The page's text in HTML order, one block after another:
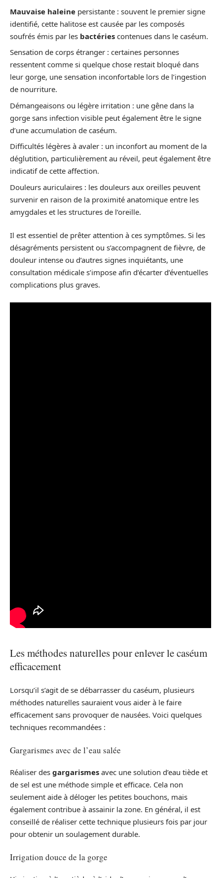
Mauvaise haleine persistante : souvent le premier signe
identifié, cette halitose est causée par les composés
soufrés émis par les bactéries contenues dans le caséum.
Sensation de corps étranger : certaines personnes
ressentent comme si quelque chose restait bloqué dans
leur gorge, une sensation inconfortable lors de l’ingestion
de nourriture.
Démangeaisons ou légère irritation : une gêne dans la
gorge sans infection visible peut également être le signe
d’une accumulation de caséum.
Difficultés légères à avaler : un inconfort au moment de la
déglutition, particulièrement au réveil, peut également être
indicatif de cette affection.
Douleurs auriculaires : les douleurs aux oreilles peuvent
survenir en raison de la proximité anatomique entre les
amygdales et les structures de l’oreille.
Il est essentiel de prêter attention à ces symptômes. Si les
désagréments persistent ou s’accompagnent de fièvre, de
douleur intense ou d’autres signes inquiétants, une
consultation médicale s’impose afin d’écarter d’éventuelles
complications plus graves.
Les méthodes naturelles pour enlever le caséum
efficacement
Lorsqu’il s’agit de se débarrasser du caséum, plusieurs
méthodes naturelles sauraient vous aider à le faire
efficacement sans provoquer de nausées. Voici quelques
techniques recommandées :
Gargarismes avec de l’eau salée
Réaliser des gargarismes avec une solution d’eau tiède et
de sel est une méthode simple et efficace. Cela non
seulement aide à déloger les petites bouchons, mais
également contribue à assainir la zone. En général, il est
conseillé de réaliser cette technique plusieurs fois par jour
pour obtenir un soulagement durable.
Irrigation douce de la gorge